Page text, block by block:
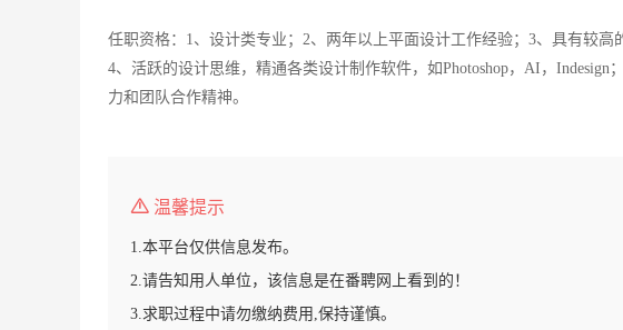
任职资格：1、设计类专业；2、两年以上平面设计工作经验；3、具有较
4、活跃的设计思维，精通各类设计制作软件，如Photoshop，AI，
力和团队合作精神。
温馨提示
1.本平台仅供信息发布。
2.请告知用人单位，该信息是在番聘网上看到的！
3.求职过程中请勿缴纳费用,保持谨慎。